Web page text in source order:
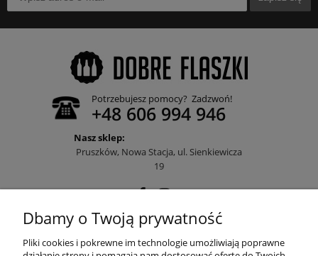
Potrzebujesz pomocy? Zadzwoń!
+48 606 994 946
Nasz sklep:
Pruszków, Nowa Stacja, ul. Sienkiewicza
19
POMOC
Dbamy o Twoją prywatność
Pliki cookies i pokrewne im technologie umożliwiają poprawne